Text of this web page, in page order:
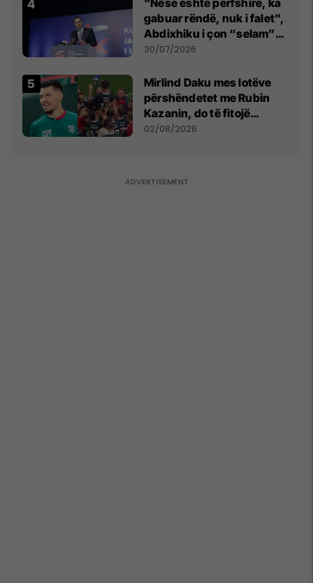
"Nëse është përfshirë, ka
gabuar rëndë, nuk i falet",
Abdixhiku i çon “selam”
Përparim Ramës
30/07/2026
Mirlind Daku mes lotëve
përshëndetet me Rubin
Kazanin, do të fitojë
miliona te Spartak Moska
02/08/2026